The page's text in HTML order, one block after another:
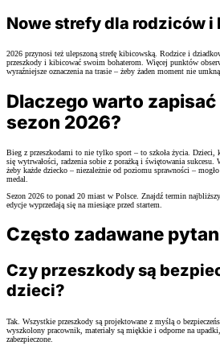
Nowe strefy dla rodziców
2026 przynosi też ulepszoną strefę kibicowską. Rodzice i
przeszkody i kibicować swoim bohaterom. Więcej punktów
wyraźniejsze oznaczenia na trasie – żeby żaden moment nie
Dlaczego warto
sezon 2026?
Bieg z przeszkodami to nie tylko sport – to szkoła życia. Dzieci,
się wytrwałości, radzenia sobie z porażką i świętowania sukcesu.
żeby każde dziecko – niezależnie od poziomu sprawności –
medal.
Sezon 2026 to ponad 20 miast w Polsce. Znajdź termin
edycje wyprzedają się na miesiące przed startem.
Często zadawane
Czy przeszkody są
dzieci?
Tak. Wszystkie przeszkody są projektowane z myślą o
wyszkolony pracownik, materiały są miękkie i odporne na
zabezpieczone.